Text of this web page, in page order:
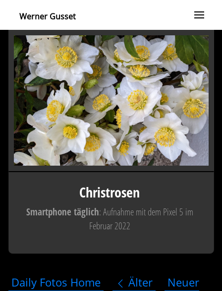
Werner Gusset
Christrosen
Smartphone täglich: Aufnahme mit dem Pixel 5 im
Februar 2022
Daily Fotos Home Älter Neuer